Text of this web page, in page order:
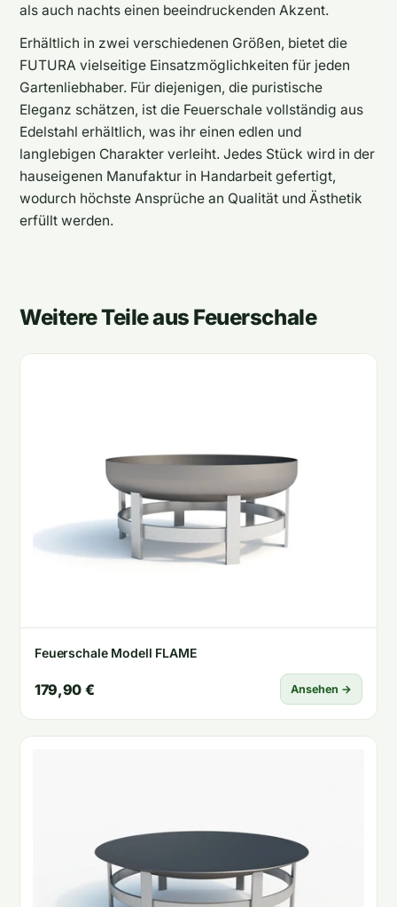
als auch nachts einen beeindruckenden Akzent.
Erhältlich in zwei verschiedenen Größen, bietet die
FUTURA vielseitige Einsatzmöglichkeiten für jeden
Gartenliebhaber. Für diejenigen, die puristische
Eleganz schätzen, ist die Feuerschale vollständig aus
Edelstahl erhältlich, was ihr einen edlen und
langlebigen Charakter verleiht. Jedes Stück wird in der
hauseigenen Manufaktur in Handarbeit gefertigt,
wodurch höchste Ansprüche an Qualität und Ästhetik
erfüllt werden.
Weitere Teile aus Feuerschale
Feuerschale Modell FLAME
179,90 € Ansehen →